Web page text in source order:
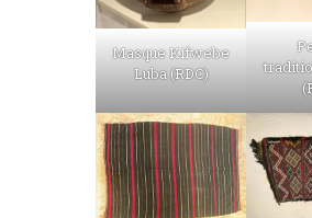
Masque Kifwebe
Luba (RDC)